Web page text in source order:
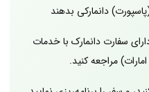
دانمارکی بدهند
سفارت دانمارک با خدمات
مراجعه کنید.